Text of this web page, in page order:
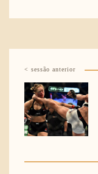
< sessão anterior